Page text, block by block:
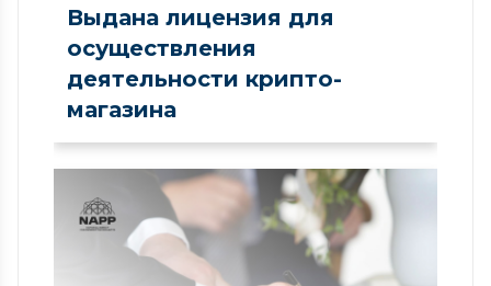
Выдана лицензия для
осуществления
деятельности крипто-
магазина